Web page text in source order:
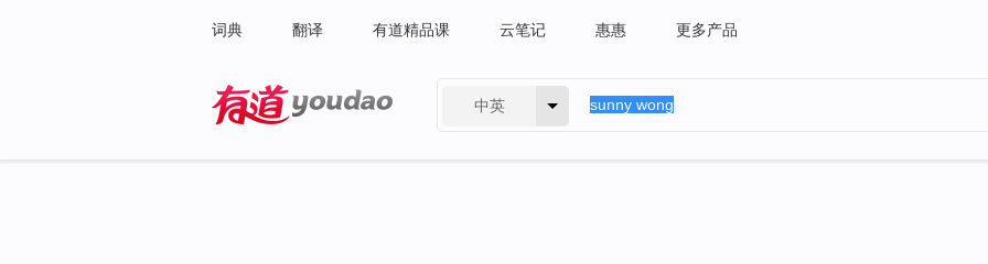
词典 翻译 有道精品课 云笔记 惠惠 更多产品
中英